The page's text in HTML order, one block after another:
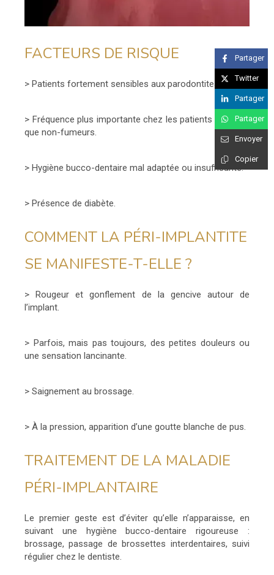
FACTEURS DE RISQUE
> Patients fortement sensibles aux parodontites.
> Fréquence plus importante chez les patients fumeurs
que non-fumeurs.
> Hygiène bucco-dentaire mal adaptée ou insuffisante.
> Présence de diabète.
COMMENT LA PÉRI-IMPLANTITE
SE MANIFESTE-T-ELLE ?
> Rougeur et gonflement de la gencive autour de
l’implant.
> Parfois, mais pas toujours, des petites douleurs ou
une sensation lancinante.
> Saignement au brossage.
> À la pression, apparition d’une goutte blanche de pus.
TRAITEMENT DE LA MALADIE
PÉRI-IMPLANTAIRE
Le premier geste est d’éviter qu’elle n’apparaisse, en
suivant une hygiène bucco-dentaire rigoureuse :
brossage, passage de brossettes interdentaires, suivi
régulier chez le dentiste.
Partager
Twitter
Partager
Partager
Envoyer
Copier